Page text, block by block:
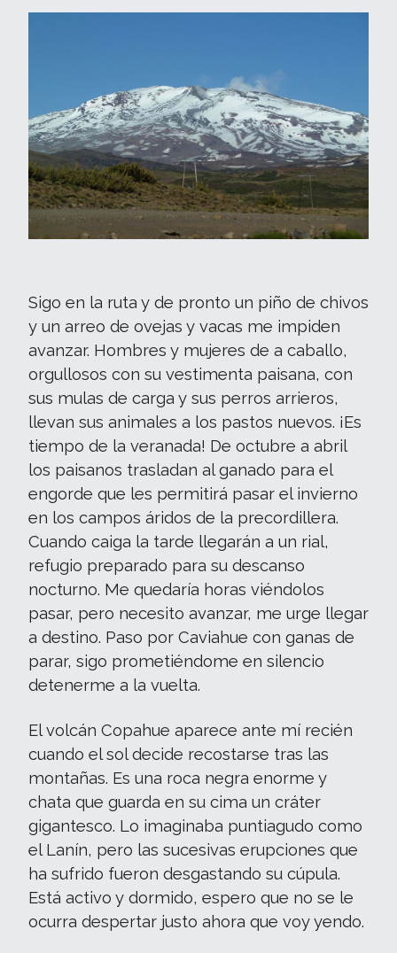
Sigo en la ruta y de pronto un piño de chivos
y un arreo de ovejas y vacas me impiden
avanzar. Hombres y mujeres de a caballo,
orgullosos con su vestimenta paisana, con
sus mulas de carga y sus perros arrieros,
llevan sus animales a los pastos nuevos. ¡Es
tiempo de la veranada! De octubre a abril
los paisanos trasladan al ganado para el
engorde que les permitirá pasar el invierno
en los campos áridos de la precordillera.
Cuando caiga la tarde llegarán a un rial,
refugio preparado para su descanso
nocturno. Me quedaría horas viéndolos
pasar, pero necesito avanzar, me urge llegar
a destino. Paso por Caviahue con ganas de
parar, sigo prometiéndome en silencio
detenerme a la vuelta.
El volcán Copahue aparece ante mí recién
cuando el sol decide recostarse tras las
montañas. Es una roca negra enorme y
chata que guarda en su cima un cráter
gigantesco. Lo imaginaba puntiagudo como
el Lanín, pero las sucesivas erupciones que
ha sufrido fueron desgastando su cúpula.
Está activo y dormido, espero que no se le
ocurra despertar justo ahora que voy yendo.